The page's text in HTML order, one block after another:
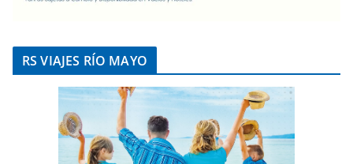
RS VIAJES RÍO MAYO